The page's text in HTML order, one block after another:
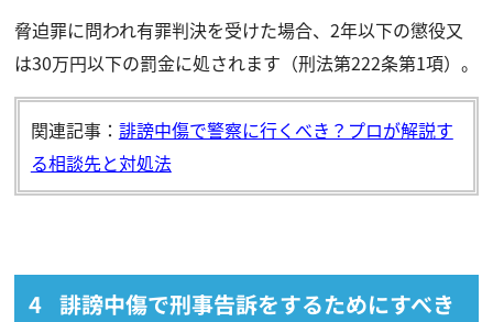
脅迫罪に問われ有罪判決を受けた場合、2年以下の懲役又
は30万円以下の罰金に処されます（刑法第222条第1項）。
関連記事： 誹謗中傷で警察に行くべき？プロが解説す
る相談先と対処法
誹謗中傷で刑事告訴をするためにすべき